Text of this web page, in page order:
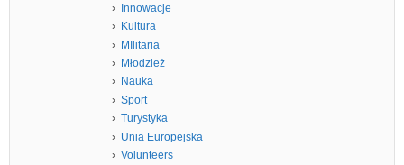
Innowacje
Kultura
MIlitaria
Młodzież
Nauka
Sport
Turystyka
Unia Europejska
Volunteers